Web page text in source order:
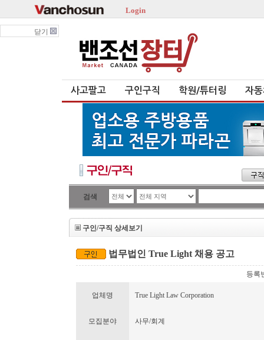
Login
닫기
사고팔고 구인구직 학원/튜터링 자
검색
구인/구직 상세보기
법무법인 True Light 채용 공고
등록
업체명 True Light Law Corporation
모집분야 사무/회계